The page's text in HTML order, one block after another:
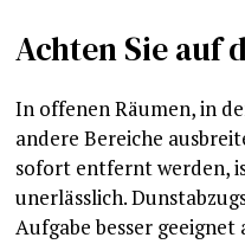
Achten Sie auf
In offenen Räumen, in
andere Bereiche
sofort entfernt werden,
unerlässlich.
Aufgabe besser